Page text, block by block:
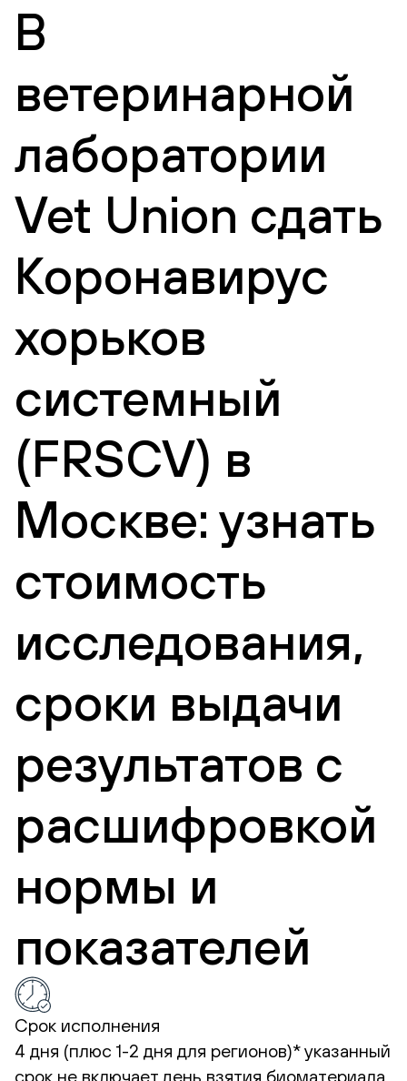
В
ветеринарной
лаборатории
Vet Union сдать
Коронавирус
хорьков
системный
(FRSCV) в
Москве: узнать
стоимость
исследования,
сроки выдачи
результатов с
расшифровкой
нормы и
показателей
Срок исполнения
4 дня (плюс 1-2 дня для регионов)*указанный
срок не включает день взятия биоматериала